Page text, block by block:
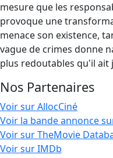
mesure que les
provoque une
menace son existence,
vague de crimes donne
plus redoutables qu'il ait
Nos Partenaires
Voir sur AllocCiné
Voir la bande annonce
Voir sur TheMovie
Voir sur IMDb